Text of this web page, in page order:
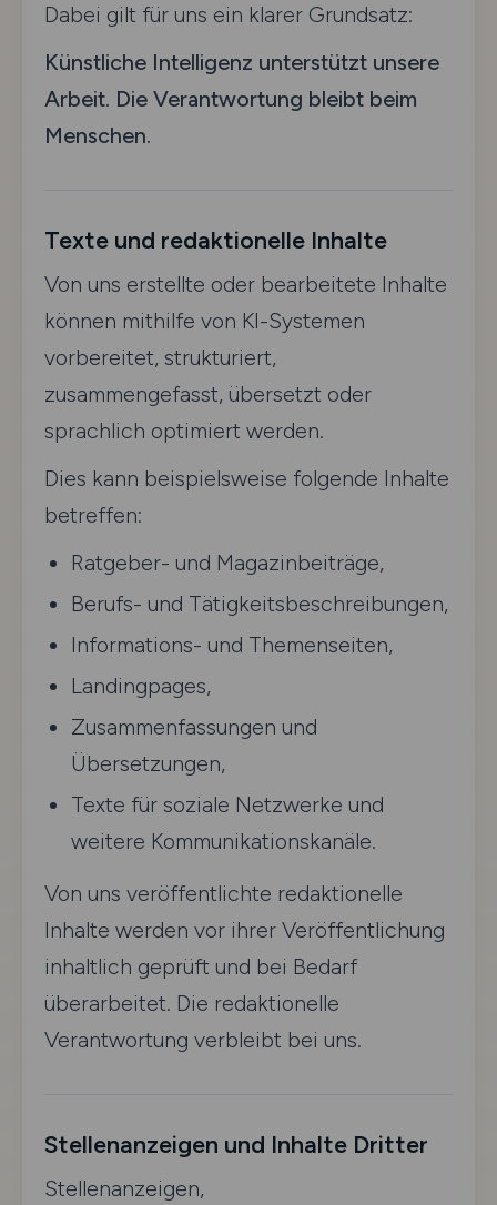
Dabei gilt für uns ein klarer Grundsatz:
Künstliche Intelligenz unterstützt unsere
Arbeit. Die Verantwortung bleibt beim
Menschen.
Texte und redaktionelle Inhalte
Von uns erstellte oder bearbeitete Inhalte
können mithilfe von KI-Systemen
vorbereitet, strukturiert,
zusammengefasst, übersetzt oder
sprachlich optimiert werden.
Dies kann beispielsweise folgende Inhalte
betreffen:
Ratgeber- und Magazinbeiträge,
Berufs- und Tätigkeitsbeschreibungen,
Informations- und Themenseiten,
Landingpages,
Zusammenfassungen und
Übersetzungen,
Texte für soziale Netzwerke und
weitere Kommunikationskanäle.
Von uns veröffentlichte redaktionelle
Inhalte werden vor ihrer Veröffentlichung
inhaltlich geprüft und bei Bedarf
überarbeitet. Die redaktionelle
Verantwortung verbleibt bei uns.
Stellenanzeigen und Inhalte Dritter
Stellenanzeigen,